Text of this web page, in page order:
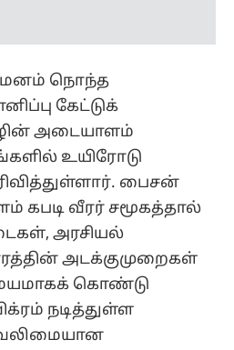
மனம் நொந்த
கேட்டுக்
அடையாளம்
உயிரோடு
பைசன்
கபடி வீரர் சமூகத்தால்
அரசியல்
அடக்குமுறைகள்
கொண்டு
நடித்துள்ள
வலிமையான